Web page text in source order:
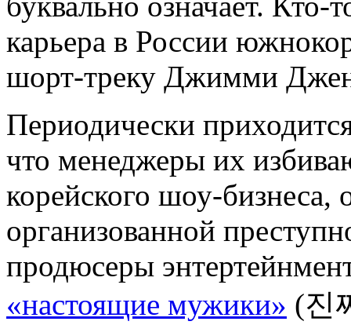
карьера в России
шорт-треку Джимми
Периодически
что менеджеры их
корейского шоу-бизнеса,
организованной
продюсеры
«настоящие мужики» (진